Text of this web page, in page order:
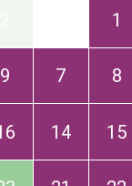
9
1
7 8
14 15